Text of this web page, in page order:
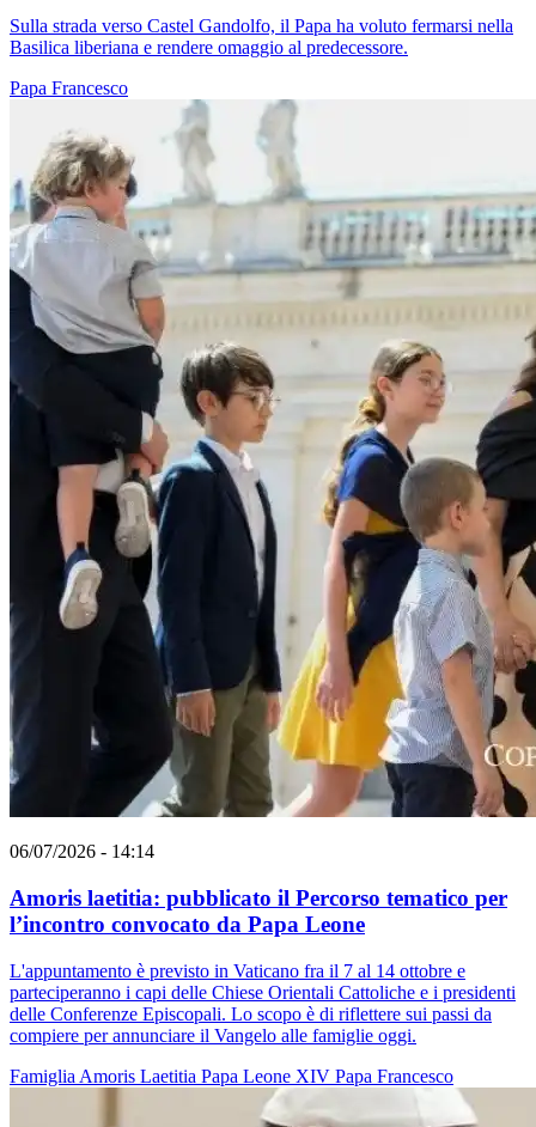
Sulla strada verso Castel Gandolfo, il Papa ha voluto fermarsi nella
Basilica liberiana e rendere omaggio al predecessore.
Papa Francesco
06/07/2026 - 14:14
Amoris laetitia: pubblicato il Percorso tematico per
l’incontro convocato da Papa Leone
L'appuntamento è previsto in Vaticano fra il 7 al 14 ottobre e
parteciperanno i capi delle Chiese Orientali Cattoliche e i presidenti
delle Conferenze Episcopali. Lo scopo è di riflettere sui passi da
compiere per annunciare il Vangelo alle famiglie oggi.
Famiglia Amoris Laetitia Papa Leone XIV Papa Francesco